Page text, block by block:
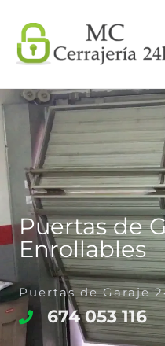
contenido
Puertas de
Enrollables
Puertas de Garaje
674 053 116